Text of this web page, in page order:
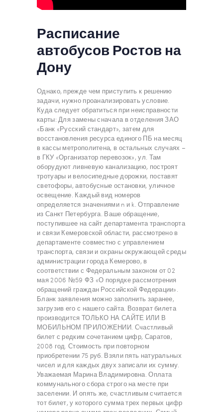
Расписание
автобусов Ростов на
Дону
Однако, прежде чем приступить к решению
задачи, нужно проанализировать условие.
Куда следует обратиться при неисправности
карты: Для замены сначала в отделения ЗАО
«Банк «Русский стандарт», затем для
восстановления ресурса единого ПБ на месяц
в кассы метрополитена, в остальных случаях –
в ГКУ «Организатор перевозок», ул. Там
оборудуют ливневую канализацию, построят
тротуары и велосипедные дорожки, поставят
светофоры, автобусные остановки, уличное
освещение. Каждый вид номеров
определяется значениями n и k. Отправление
из Санкт Петербурга. Ваше обращение,
поступившее на сайт департамента транспорта
и связи Кемеровской области, рассмотрено в
департаменте совместно с управлением
транспорта, связи и охраны окружающей среды
администрации города Кемерово, в
соответствии с Федеральным законом от 02
мая 2006 №59 ФЗ «О порядке рассмотрения
обращений граждан Российской Федерации».
Бланк заявления можно заполнить заранее,
загрузив его с нашего сайта. Возврат билета
производится ТОЛЬКО НА САЙТЕ ИЛИ В
МОБИЛЬНОМ ПРИЛОЖЕНИИ. Счастливый
билет с редким сочетанием цифр, Саратов,
2008 год. Стоимость при повторном
приобретении 75 руб. Взяли пять натуральных
чисел и для каждых двух записали их сумму.
Уважаемая Марина Владимировна. Оплата
коммунального сбора строго на месте при
заселении. И опять же, счастливым считается
тот билет, у которого сумма трех первых цифр